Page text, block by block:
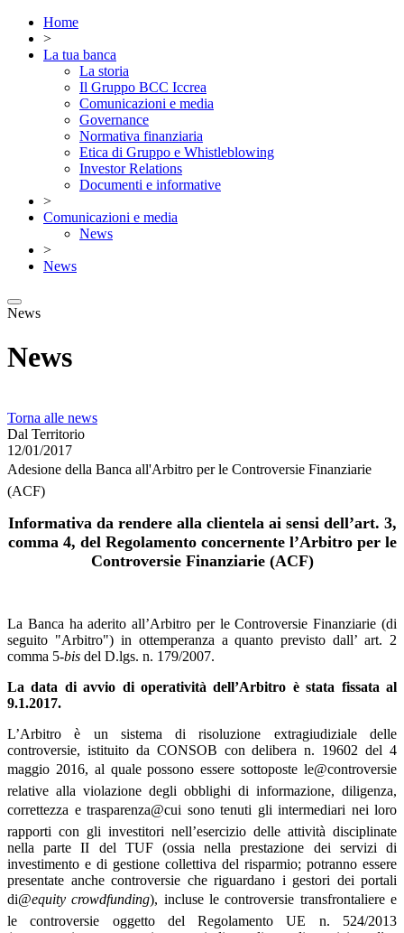
Home
>
La tua banca
La storia
Il Gruppo BCC Iccrea
Comunicazioni e media
Governance
Normativa finanziaria
Etica di Gruppo e Whistleblowing
Investor Relations
Documenti e informative
>
Comunicazioni e media
News
>
News
News
News
Torna alle news
Dal Territorio
12/01/2017
Adesione della Banca all'Arbitro per le Controversie Finanziarie
(ACF)
Informativa da rendere alla clientela ai sensi dell’art. 3,
comma 4, del Regolamento concernente l’Arbitro per le
Controversie Finanziarie (ACF)
La Banca ha aderito all’Arbitro per le Controversie Finanziarie (di
seguito "Arbitro") in ottemperanza a quanto previsto dall’ art. 2
comma 5-bis del D.lgs. n. 179/2007.
La data di avvio di operatività dell’Arbitro è stata fissata al
9.1.2017.
L’Arbitro è un sistema di risoluzione extragiudiziale delle
controversie, istituito da CONSOB con delibera n. 19602 del 4
maggio 2016, al quale possono essere sottoposte le@controversie
relative alla violazione degli obblighi di informazione, diligenza,
correttezza e trasparenza@cui sono tenuti gli intermediari nei loro
rapporti con gli investitori nell’esercizio delle attività disciplinate
nella parte II del TUF (ossia nella prestazione dei servizi di
investimento e di gestione collettiva del risparmio; potranno essere
presentate anche controversie che riguardano i gestori dei portali
di@equity crowdfunding), incluse le controversie transfrontaliere e
le controversie oggetto del Regolamento UE n. 524/2013